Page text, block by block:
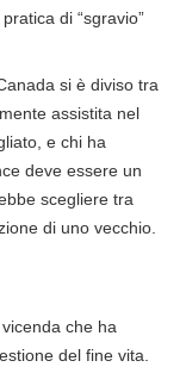
di “sgravio”
si è diviso tra
assistita nel
e chi ha
deve essere un
scegliere tra
di uno vecchio.
che ha
del fine vita.